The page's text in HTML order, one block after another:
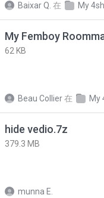
Baixar Q. 在 My
My Femboy
62 KB
Beau Collier在 My
hide vedio.7z
379.3 MB
munna E.